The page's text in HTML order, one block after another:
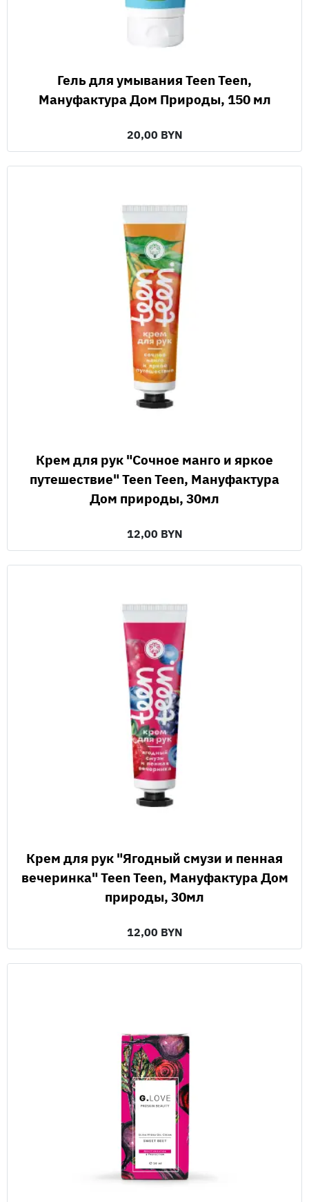
Гель для умывания Teen Teen,
Мануфактура Дом Природы, 150 мл
20,00 BYN
Крем для рук "Сочное манго и яркое
путешествие" Teen Teen, Мануфактура
Дом природы, 30мл
12,00 BYN
Крем для рук "Ягодный смузи и пенная
вечеринка" Teen Teen, Мануфактура Дом
природы, 30мл
12,00 BYN